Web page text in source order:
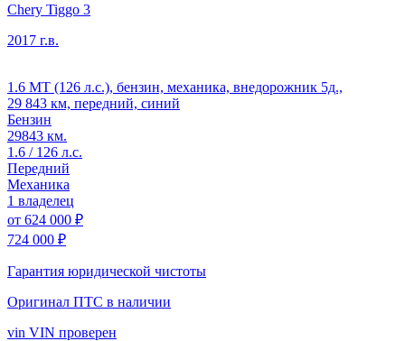
Chery Tiggo 3
2017 г.в.
1.6 MT (126 л.с.), бензин, механика, внедорожник 5д.,
29 843 км, передний, синий
Бензин
29843 км.
1.6 / 126 л.с.
Передний
Механика
1 владелец
от 624 000 ₽
724 000 ₽
Гарантия юридической чистоты
Оригинал ПТС в наличии
vin VIN проверен